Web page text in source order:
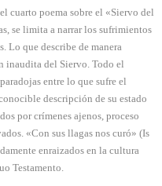
cuarto poema sobre el «Siervo del
se limita a narrar los sufrimientos
Lo que describe de manera
inaudita del Siervo. Todo el
entre lo que sufre el
descripción de su estado
por crímenes ajenos, proceso
«Con sus llagas nos curó» (Is
enraizados en la cultura
Testamento.